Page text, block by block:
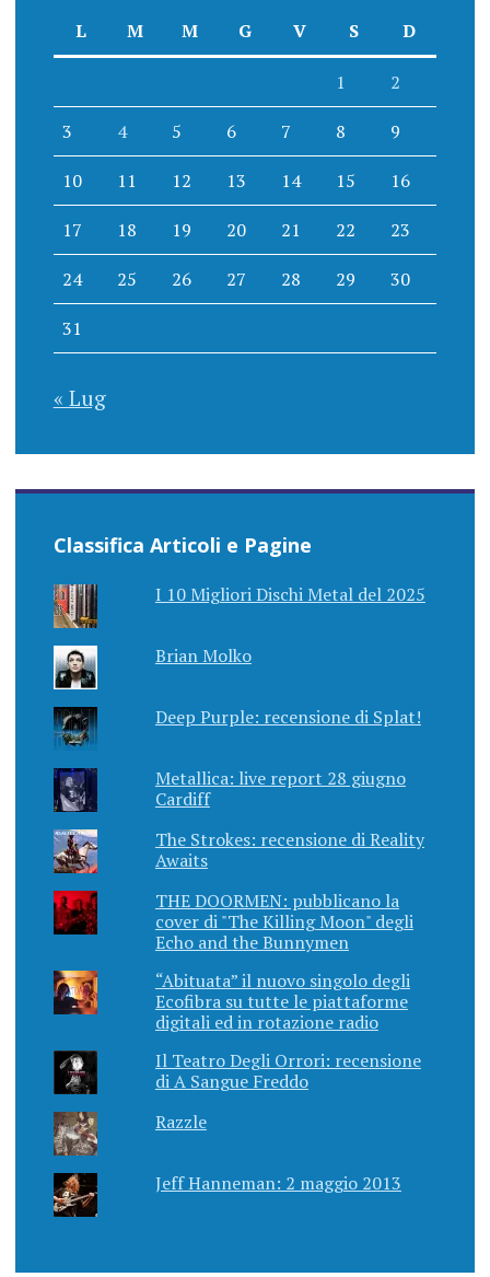
L
M M G V S D
1 2
3 4 5 6 7 8 9
10 11 12 13 14 15 16
17 18 19 20 21 22 23
24 25 26 27 28 29 30
31
« Lug
Classifica Articoli e Pagine
I 10 Migliori Dischi Metal del 2025
Brian Molko
Deep Purple: recensione di Splat!
Metallica: live report 28 giugno
Cardiff
The Strokes: recensione di Reality
Awaits
THE DOORMEN: pubblicano la
cover di "The Killing Moon" degli
Echo and the Bunnymen
“Abituata” il nuovo singolo degli
Ecofibra su tutte le piattaforme
digitali ed in rotazione radio
Il Teatro Degli Orrori: recensione
di A Sangue Freddo
Razzle
Jeff Hanneman: 2 maggio 2013